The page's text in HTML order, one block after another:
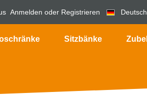
Anmelden oder Registrieren
Sitzbänke